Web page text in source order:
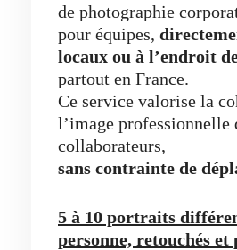
de photographie
pour équipes,
locaux ou à l’endroit
partout en France.
Ce service valorise la
l’image professionnelle
collaborateurs,
sans contrainte de
5 à 10 portraits
personne, retouchés et